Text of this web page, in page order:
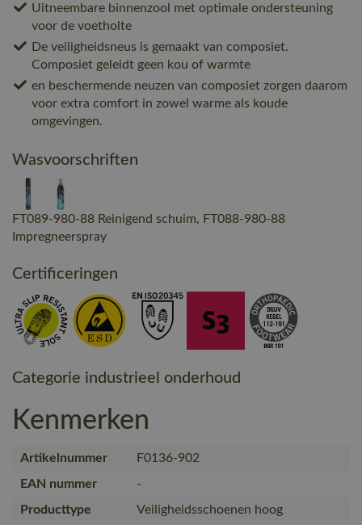
Uitneembare binnenzool met optimale ondersteuning
voor de voetholte
De veiligheidsneus is gemaakt van composiet.
Composiet geleidt geen kou of warmte
en beschermende neuzen van composiet zorgen daarom
voor extra comfort in zowel warme als koude
omgevingen.
Wasvoorschriften
FT089-980-88 Reinigend schuim, FT088-980-88
Impregneerspray
Certificeringen
Categorie industrieel onderhoud
Kenmerken
Artikelnummer
F0136-902
EAN nummer
-
Producttype
Veiligheidsschoenen hoog